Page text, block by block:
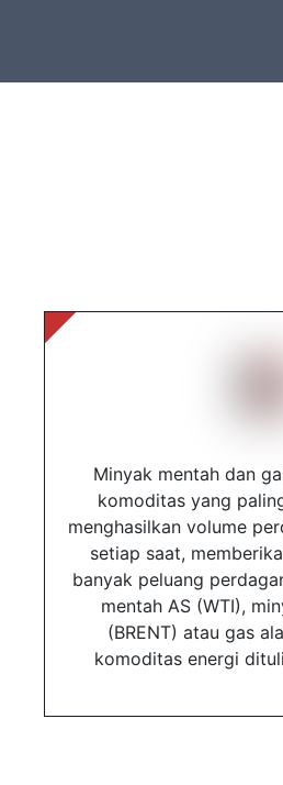
Minyak mentah dan
komoditas yang
menghasilkan volume
setiap saat,
banyak peluang
mentah AS (WTI),
(BRENT) atau gas
komoditas energi